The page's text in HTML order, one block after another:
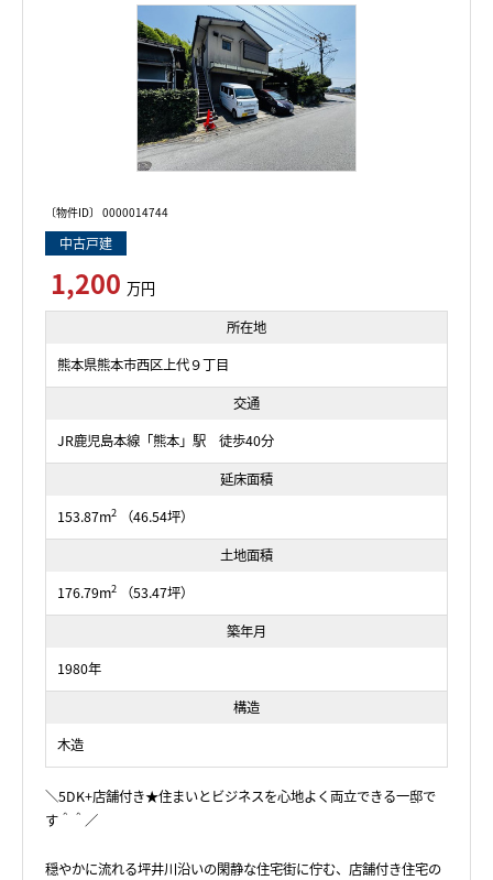
〔物件ID〕 0000014744
中古戸建
1,200 万円
所在地
熊本県熊本市西区上代９丁目
交通
JR鹿児島本線「熊本」駅 徒歩40分
延床面積
153.87m2
（46.54坪）
土地面積
176.79m2
（53.47坪）
築年月
1980年
構造
木造
＼5DK+店舗付き★住まいとビジネスを心地よく両立できる一邸で
す＾＾／
穏やかに流れる坪井川沿いの閑静な住宅街に佇む、店舗付き住宅の